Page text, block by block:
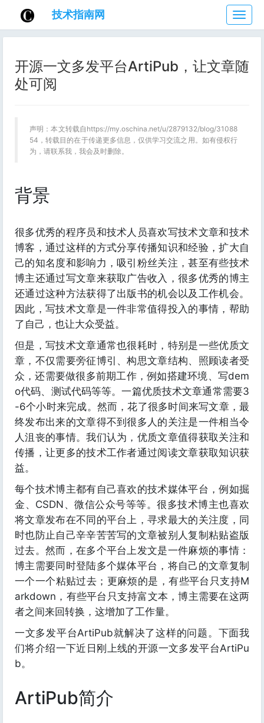
技
术
指
网
技术指南网
开源一文多发平台ArtiPub，让文章随
处可阅
声明：本文转载自https://my.oschina.net/u/2879132/blog/31088
54，转载目的在于传递更多信息，仅供学习交流之用。如有侵权行
为，请联系我，我会及时删除。
背景
很多优秀的程序员和技术人员喜欢写技术文章和技术
博客，通过这样的方式分享传播知识和经验，扩大自
己的知名度和影响力，吸引粉丝关注，甚至有些技术
博主还通过写文章来获取广告收入，很多优秀的博主
还通过这种方法获得了出版书的机会以及工作机会。
因此，写技术文章是一件非常值得投入的事情，帮助
了自己，也让大众受益。
但是，写技术文章通常也很耗时，特别是一些优质文
章，不仅需要旁征博引、构思文章结构、照顾读者受
众，还需要做很多前期工作，例如搭建环境、写dem
o代码、测试代码等等。一篇优质技术文章通常需要3
-6个小时来完成。然而，花了很多时间来写文章，最
终发布出来的文章得不到很多人的关注是一件相当令
人沮丧的事情。我们认为，优质文章值得获取关注和
传播，让更多的技术工作者通过阅读文章获取知识获
益。
每个技术博主都有自己喜欢的技术媒体平台，例如掘
金、CSDN、微信公众号等等。很多技术博主也喜欢
将文章发布在不同的平台上，寻求最大的关注度，同
时也防止自己辛辛苦苦写的文章被别人复制粘贴盗版
过去。然而，在多个平台上发文是一件麻烦的事情：
博主需要同时登陆多个媒体平台，将自己的文章复制
一个一个粘贴过去；更麻烦的是，有些平台只支持M
arkdown，有些平台只支持富文本，博主需要在这两
者之间来回转换，这增加了工作量。
一文多发平台ArtiPub就解决了这样的问题。下面我
们将介绍一下近日刚上线的开源一文多发平台ArtiPu
b。
ArtiPub简介